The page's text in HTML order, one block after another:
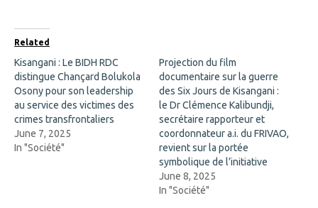
b
o
o
k
(
O
p
e
n
s
i
n
n
e
i
n
n
e
w
w
i
n
Related
Kisangani : Le BIDH RDC
distingue Chançard Bolukola
Osony pour son leadership
au service des victimes des
crimes transfrontaliers
June 7, 2025
In "Société"
Projection du film
documentaire sur la guerre
des Six Jours de Kisangani :
le Dr Clémence Kalibundji,
secrétaire rapporteur et
coordonnateur a.i. du FRIVAO,
revient sur la portée
symbolique de l’initiative
June 8, 2025
In "Société"